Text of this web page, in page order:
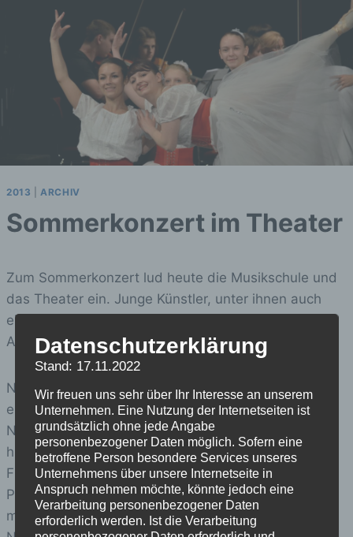
2013 ARCHIV
Sommerkonzert im Theater
Zum Sommerkonzert lud heute die Musikschule und
das Theater ein. Junge Künstler, unter ihnen auch
einige Preisträger, begeisterten in den frühen
Abenstunden die Zuschauer.
Nachdem das Akkordeonensemble den Abend
eröffnete , begrüßte der Leiter der Kreismusikschule
Nordhausen, Holger Niebhagen, die Zuschauer und
hieß sie herzlich willkommen. Das Gitarrentrio Celina
Franze, Emma Schorcht und Josephine Hoffmann,
Preisträgerinnen des Bundespreises von Jugend
musiziert, spielten mit “ Fun for 3″ auf.
Datenschutzerklärung
Stand: 17.11.2022
Wir freuen uns sehr über Ihr Interesse an unserem
Unternehmen. Eine Nutzung der Internetseiten ist
grundsätzlich ohne jede Angabe
personenbezogener Daten möglich. Sofern eine
betroffene Person besondere Services unseres
Unternehmens über unsere Internetseite in
Anspruch nehmen möchte, könnte jedoch eine
Verarbeitung personenbezogener Daten
erforderlich werden. Ist die Verarbeitung